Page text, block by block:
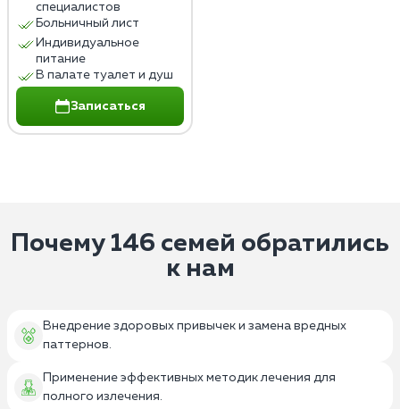
специалистов
Больничный лист
Индивидуальное
питание
В палате туалет и душ
Записаться
Почему 146 семей обратились
к нам
Внедрение здоровых привычек и замена вредных
паттернов.
Применение эффективных методик лечения для
полного излечения.